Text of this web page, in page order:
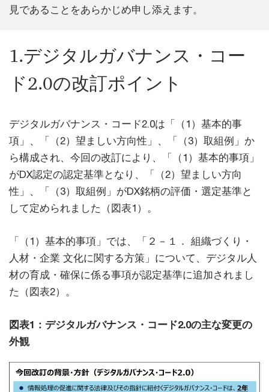
見であることをあらかじめ申し添えます。
1.デジタルガバナンス・コー
ド2.0の改訂ポイント
デジタルガバナンス・コード2.0は「（1）基本的事
項」、「（2）望ましい方向性」、「（3）取組例」か
ら構成され、今回の改訂により、「（1）基本的事項」
がDX認定の認定基準となり、「（2）望ましい方向
性」、「（3）取組例」がDX銘柄の評価・選定基準と
して定められました（図表1）。
「（1）基本的事項」では、「２－１． 組織づくり・
人材・企業 文化に関する方策」について、デジタル人
材の育成・確保に係る事項が認定基準に追加されまし
た（図表2）。
図表1：デジタルガバナンス・コード2.0の主な変更の
外観